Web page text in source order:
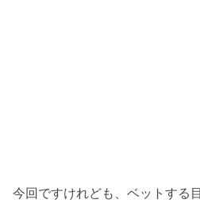
今回ですけれども、ベットする